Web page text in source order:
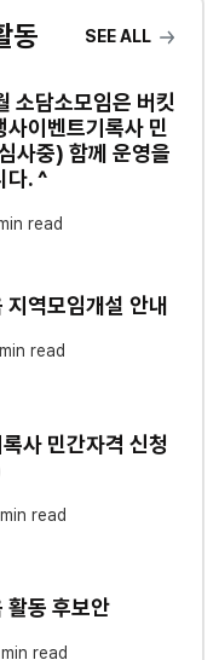
동 SEE ALL
담소모임은 버킷
사이벤트기록사 민
사중) 함께 운영을
다. ^
read
역모임개설 안내
read
사 민간자격 신청
read
활동 후보안
read